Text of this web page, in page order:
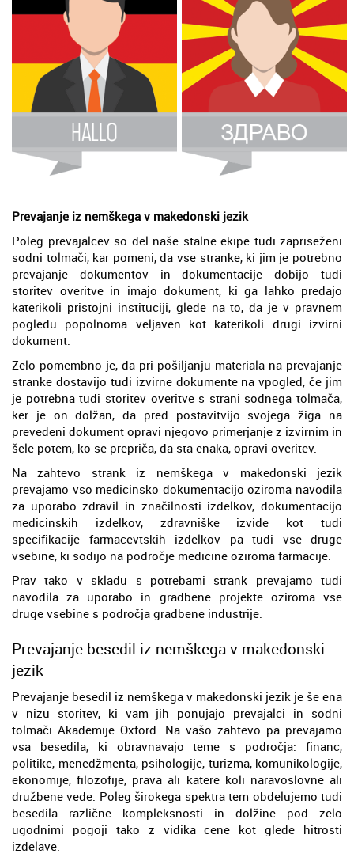
Prevajanje iz nemškega v makedonski jezik
Poleg prevajalcev so del naše stalne ekipe tudi zapriseženi
sodni tolmači, kar pomeni, da vse stranke, ki jim je potrebno
prevajanje dokumentov in dokumentacije dobijo tudi
storitev overitve in imajo dokument, ki ga lahko predajo
katerikoli pristojni instituciji, glede na to, da je v pravnem
pogledu popolnoma veljaven kot katerikoli drugi izvirni
dokument.
Zelo pomembno je, da pri pošiljanju materiala na prevajanje
stranke dostavijo tudi izvirne dokumente na vpogled, če jim
je potrebna tudi storitev overitve s strani sodnega tolmača,
ker je on dolžan, da pred postavitvijo svojega žiga na
prevedeni dokument opravi njegovo primerjanje z izvirnim in
šele potem, ko se prepriča, da sta enaka, opravi overitev.
Na zahtevo strank iz nemškega v makedonski jezik
prevajamo vso medicinsko dokumentacijo oziroma navodila
za uporabo zdravil in značilnosti izdelkov, dokumentacijo
medicinskih izdelkov, zdravniške izvide kot tudi
specifikacije farmacevtskih izdelkov pa tudi vse druge
vsebine, ki sodijo na področje medicine oziroma farmacije.
Prav tako v skladu s potrebami strank prevajamo tudi
navodila za uporabo in gradbene projekte oziroma vse
druge vsebine s področja gradbene industrije.
Prevajanje besedil iz nemškega v makedonski
jezik
Prevajanje besedil iz nemškega v makedonski jezik je še ena
v nizu storitev, ki vam jih ponujajo prevajalci in sodni
tolmači Akademije Oxford. Na vašo zahtevo pa prevajamo
vsa besedila, ki obravnavajo teme s področja: financ,
politike, menedžmenta, psihologije, turizma, komunikologije,
ekonomije, filozofije, prava ali katere koli naravoslovne ali
družbene vede. Poleg širokega spektra tem obdelujemo tudi
besedila različne kompleksnosti in dolžine pod zelo
ugodnimi pogoji tako z vidika cene kot glede hitrosti
izdelave.